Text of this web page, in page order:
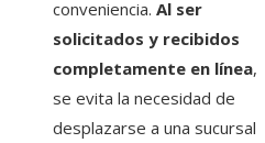
conveniencia. Al ser
solicitados y recibidos
completamente en línea,
se evita la necesidad de
desplazarse a una sucursal